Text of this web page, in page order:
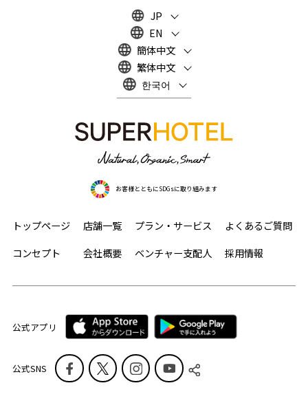
JP
EN
簡体中文
繁体中文
한국어
お客様とともにSDGsに取り組みます
トップページ 店舗一覧 プラン・サービス
よくあるご質問
コンセプト
会社概要 ベンチャー支配人 採用情報
公式アプリ
公式SNS